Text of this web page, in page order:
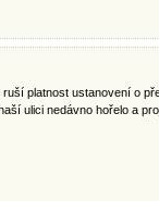
platnost ustanovení o
ulici nedávno hořelo a